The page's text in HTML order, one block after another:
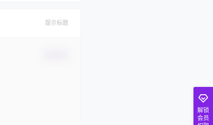
提示标题
解锁
会员